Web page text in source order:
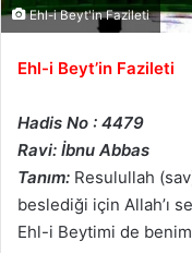
Ehl-i Beyt'in Fazileti
Ehl-i Beyt’in Fazileti
Hadis No : 4479
Ravi: İbnu Abbas
Tanım: Resulullah
beslediği için Allah’ı
Ehl-i Beytimi de